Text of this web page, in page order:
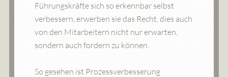
Führungskräfte sich so erkennbar selbst
verbessern, erwerben sie das Recht, dies auch
von den Mitarbeitern nicht nur erwarten,
sondern auch fordern zu können.
So gesehen ist Prozessverbesserung